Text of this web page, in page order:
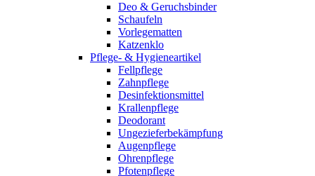
Deo & Geruchsbinder
Schaufeln
Vorlegematten
Katzenklo
Pflege- & Hygieneartikel
Fellpflege
Zahnpflege
Desinfektionsmittel
Krallenpflege
Deodorant
Ungezieferbekämpfung
Augenpflege
Ohrenpflege
Pfotenpflege